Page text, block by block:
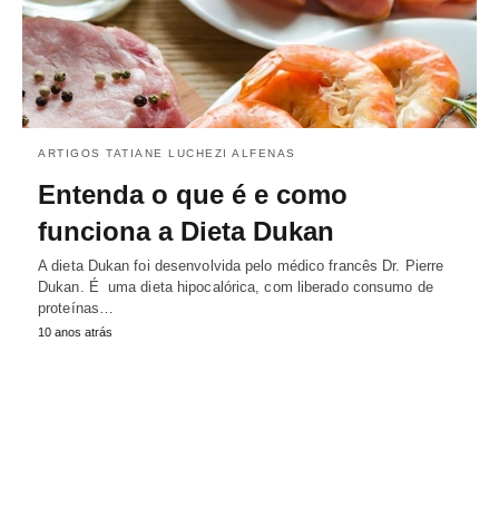
ARTIGOS TATIANE LUCHEZI ALFENAS
Entenda o que é e como
funciona a Dieta Dukan
A dieta Dukan foi desenvolvida pelo médico francês Dr. Pierre
Dukan. É uma dieta hipocalórica, com liberado consumo de
proteínas…
10 anos atrás